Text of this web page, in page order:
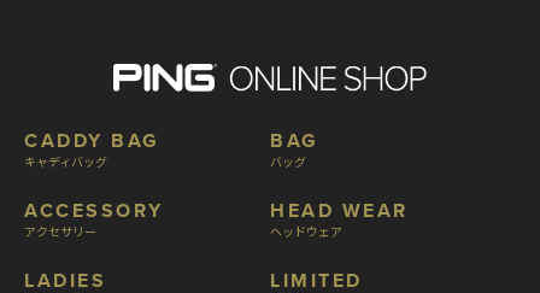
CADDY BAG
キャディバッグ
ACCESSORY
アクセサリー
LADIES
BAG
バッグ
HEAD WEAR
ヘッドウェア
LIMITED